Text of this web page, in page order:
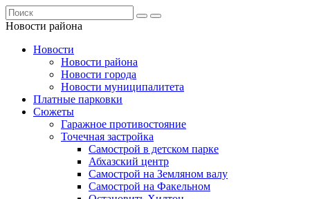
Новости района
Новости
Новости района
Новости города
Новости муниципалитета
Платные парковки
Сюжеты
Гаражное противостояние
Точечная застройка
Самострой в детском парке
Абхазский центр
Самострой на Земляном валу
Самострой на Факельном